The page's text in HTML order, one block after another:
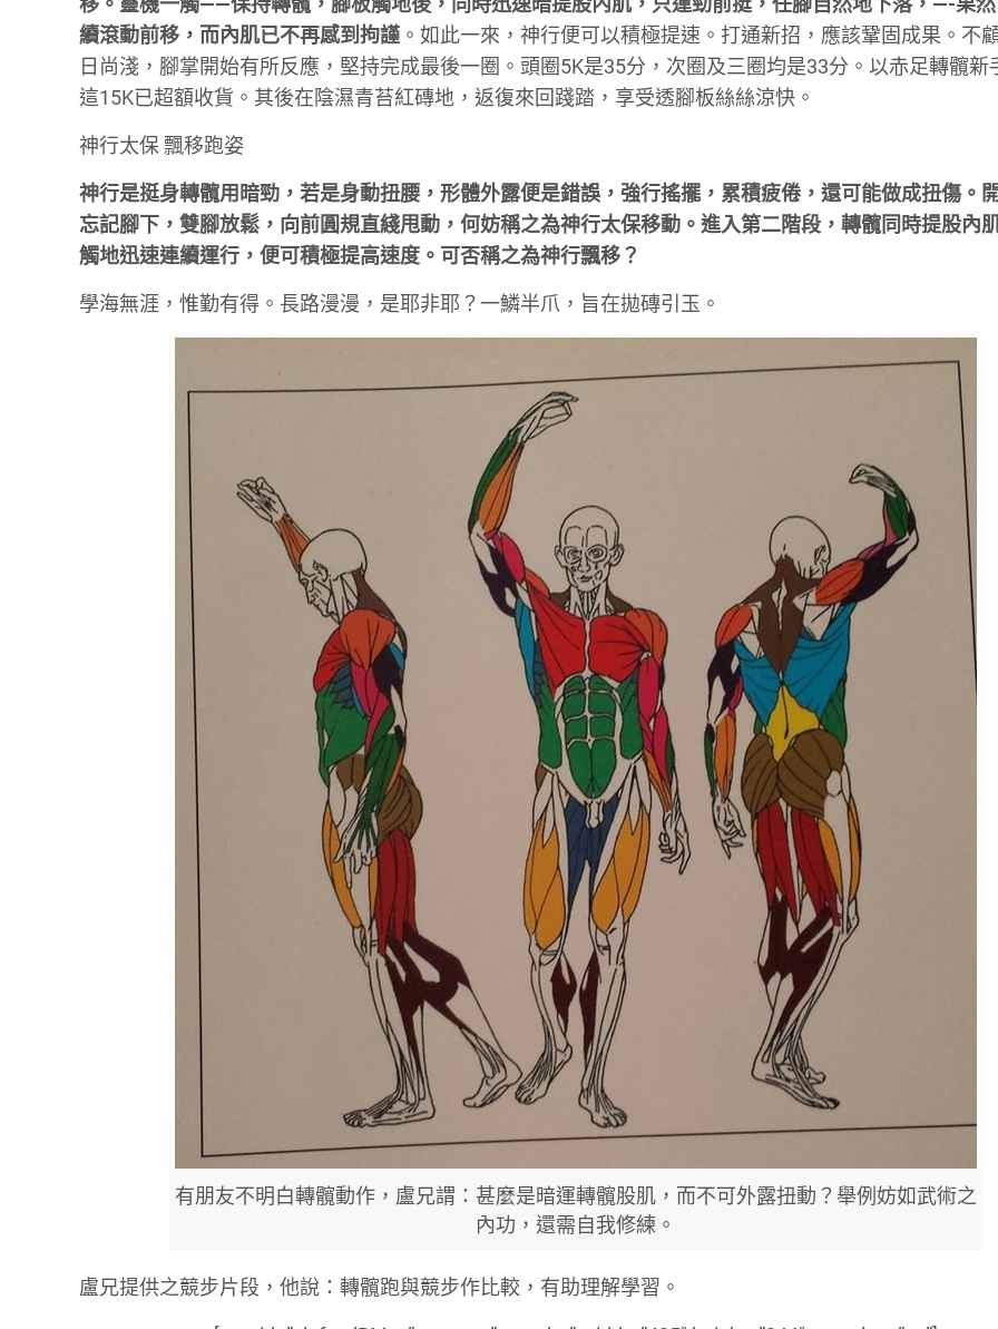
續滾動前移，而內肌已不再感到拘謹 。如此一來，神行便可以積極提速。打通新招，應該鞏固成果。不
日尚淺，腳掌開始有所反應，堅持完成最後一圈。頭圈5K是35分，次圈及三圈均是33分。以赤足轉髖新
這15K已超額收貨。其後在陰濕青苔紅磚地，返復來回踐踏，享受透腳板絲絲涼快。
神行太保 飄移跑姿
神行是挺身轉髖用暗勁，若是身動扭腰，形體外露便是錯誤，強行搖擺，累積疲倦，還可能做成扭傷。
忘記腳下，雙腳放鬆，向前圓規直綫甩動，何妨稱之為神行太保移動。進入第二階段，轉髖同時提股內
觸地迅速連續運行，便可積極提高速度。可否稱之為神行飄移？
學海無涯，惟勤有得。長路漫漫，是耶非耶？一鱗半爪，旨在拋磚引玉。
有朋友不明白轉髖動作，盧兄謂：甚麼是暗運轉髖股肌，而不可外露扭動？舉例妨如武術之
內功，還需自我修練。
盧兄提供之競步片段，他說：轉髖跑與競步作比較，有助理解學習。